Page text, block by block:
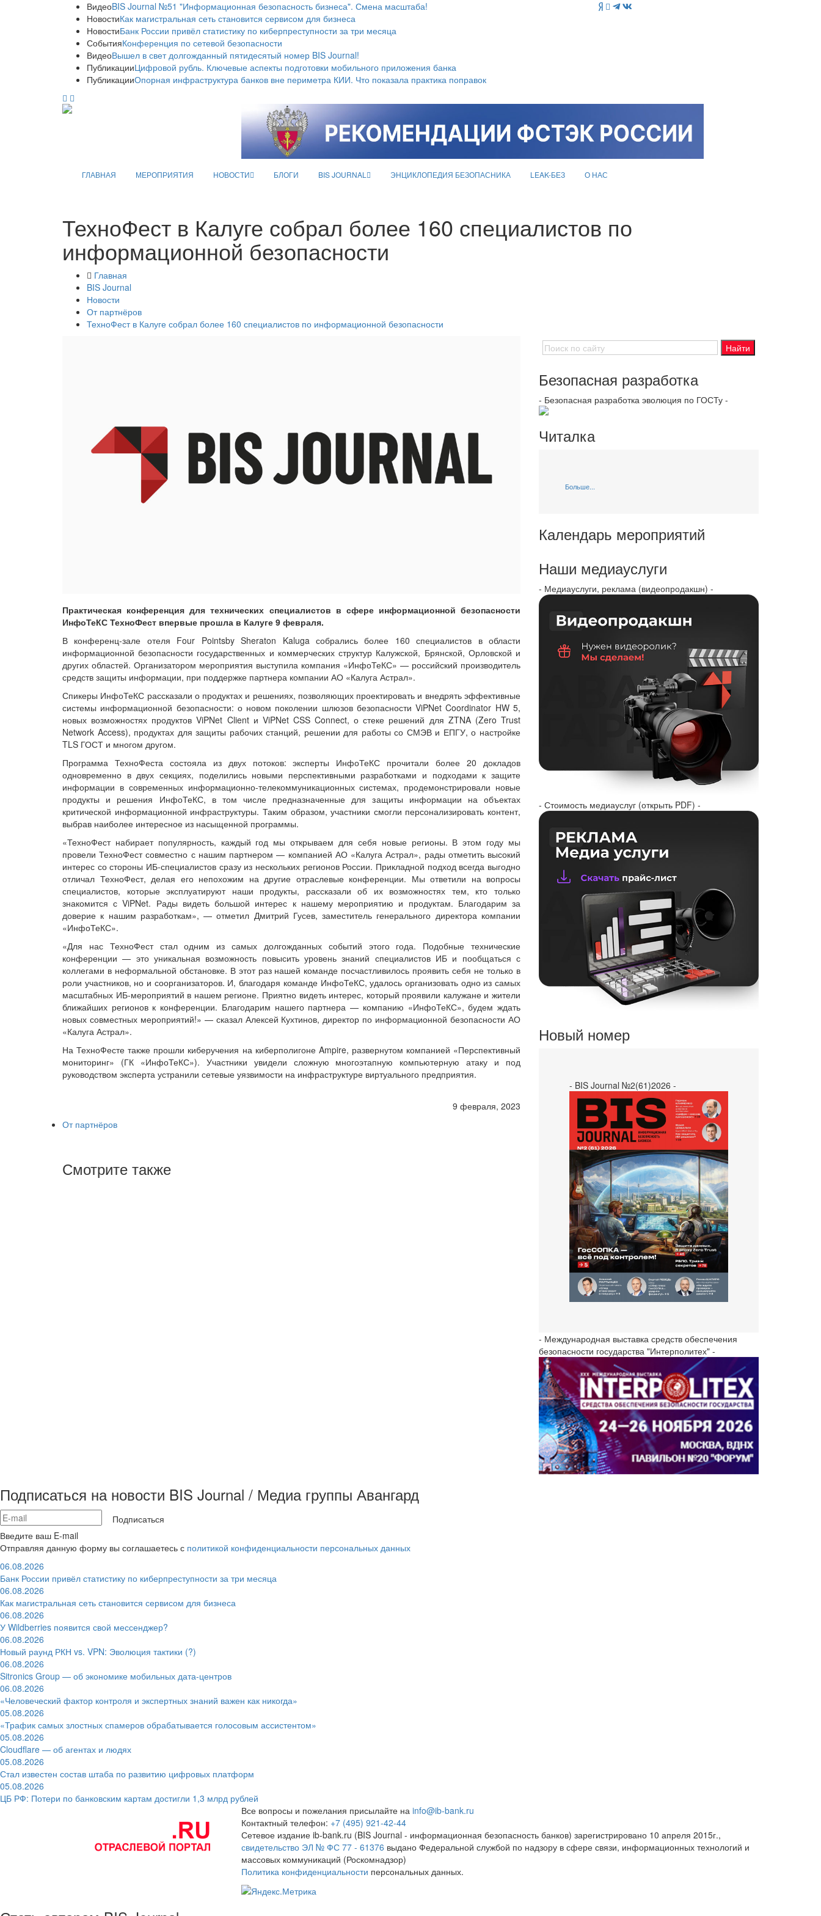
ВидеоBIS Journal №51 "Информационная безопасность бизнеса". Смена масштаба!
НовостиКак магистральная сеть становится сервисом для бизнеса
НовостиБанк России привёл статистику по киберпреступности за три месяца
СобытияКонференция по сетевой безопасности
ВидеоВышел в свет долгожданный пятидесятый номер BIS Journal!
ПубликацииЦифровой рубль. Ключевые аспекты подготовки мобильного приложения банка
ПубликацииОпорная инфраструктура банков вне периметра КИИ. Что показала практика поправок
ГЛАВНАЯ МЕРОПРИЯТИЯ НОВОСТИ БЛОГИ BIS JOURNAL ЭНЦИКЛОПЕДИЯ БЕЗОПАСНИКА LEAK-БЕЗ О НАС
ТехноФест в Калуге собрал более 160 специалистов по
информационной безопасности
Главная
BIS Journal
Новости
От партнёров
ТехноФест в Калуге собрал более 160 специалистов по информационной безопасности
Практическая конференция для технических специалистов в сфере информационной безопасности
ИнфоТеКС ТехноФест впервые прошла в Калуге 9 февраля.
В конференц-зале отеля Four Pointsby Sheraton Kaluga собрались более 160 специалистов в области
информационной безопасности государственных и коммерческих структур Калужской, Брянской, Орловской и
других областей. Организатором мероприятия выступила компания «ИнфоТеКС» — российский производитель
средств защиты информации, при поддержке партнера компании АО «Калуга Астрал».
Спикеры ИнфоТеКС рассказали о продуктах и решениях, позволяющих проектировать и внедрять эффективные
системы информационной безопасности: о новом поколении шлюзов безопасности ViPNet Coordinator HW 5,
новых возможностях продуктов ViPNet Client и ViPNet CSS Connect, о стеке решений для ZTNA (Zero Trust
Network Access), продуктах для защиты рабочих станций, решении для работы со СМЭВ и ЕПГУ, о настройке
TLS ГОСТ и многом другом.
Программа ТехноФеста состояла из двух потоков: эксперты ИнфоТеКС прочитали более 20 докладов
одновременно в двух секциях, поделились новыми перспективными разработками и подходами к защите
информации в современных информационно-телекоммуникационных системах, продемонстрировали новые
продукты и решения ИнфоТеКС, в том числе предназначенные для защиты информации на объектах
критической информационной инфраструктуры. Таким образом, участники смогли персонализировать контент,
выбрав наиболее интересное из насыщенной программы.
«ТехноФест набирает популярность, каждый год мы открываем для себя новые регионы. В этом году мы
провели ТехноФест совместно с нашим партнером — компанией АО «Калуга Астрал», рады отметить высокий
интерес со стороны ИБ-специалистов сразу из нескольких регионов России. Прикладной подход всегда выгодно
отличал ТехноФест, делая его непохожим на другие отраслевые конференции. Мы ответили на вопросы
специалистов, которые эксплуатируют наши продукты, рассказали об их возможностях тем, кто только
знакомится с ViPNet. Рады видеть большой интерес к нашему мероприятию и продуктам. Благодарим за
доверие к нашим разработкам», — отметил Дмитрий Гусев, заместитель генерального директора компании
«ИнфоТеКС».
«Для нас ТехноФест стал одним из самых долгожданных событий этого года. Подобные технические
конференции — это уникальная возможность повысить уровень знаний специалистов ИБ и пообщаться с
коллегами в неформальной обстановке. В этот раз нашей команде посчастливилось проявить себя не только в
роли участников, но и соорганизаторов. И, благодаря команде ИнфоТеКС, удалось организовать одно из самых
масштабных ИБ-мероприятий в нашем регионе. Приятно видеть интерес, который проявили калужане и жители
ближайших регионов к конференции. Благодарим нашего партнера — компанию «ИнфоТеКС», будем ждать
новых совместных мероприятий!» — сказал Алексей Кухтинов, директор по информационной безопасности АО
«Калуга Астрал».
На ТехноФесте также прошли киберучения на киберполигоне Ampire, развернутом компанией «Перспективный
мониторинг» (ГК «ИнфоТеКС»). Участники увидели сложную многоэтапную компьютерную атаку и под
руководством эксперта устранили сетевые уязвимости на инфраструктуре виртуального предприятия.
9 февраля, 2023
От партнёров
Смотрите также
Безопасная разработка
- Безопасная разработка эволюция по ГОСТу -
Читалка
Больше...
Календарь мероприятий
Наши медиауслуги
- Медиауслуги, реклама (видеопродакшн) -
- Стоимость медиауслуг (открыть PDF) -
Новый номер
- BIS Journal №2(61)2026 -
- Международная выставка средств обеспечения
безопасности государства "Интерполитех" -
Подписаться на новости BIS Journal / Медиа группы Авангард
Подписаться
Введите ваш E-mail
Отправляя данную форму вы соглашаетесь с политикой конфиденциальности персональных данных
06.08.2026
Банк России привёл статистику по киберпреступности за три месяца
06.08.2026
Как магистральная сеть становится сервисом для бизнеса
06.08.2026
У Wildberries появится свой мессенджер?
06.08.2026
Новый раунд РКН vs. VPN: Эволюция тактики (?)
06.08.2026
Sitronics Group — об экономике мобильных дата-центров
06.08.2026
«Человеческий фактор контроля и экспертных знаний важен как никогда»
05.08.2026
«Трафик самых злостных спамеров обрабатывается голосовым ассистентом»
05.08.2026
Cloudflare — об агентах и людях
05.08.2026
Стал известен состав штаба по развитию цифровых платформ
05.08.2026
ЦБ РФ: Потери по банковским картам достигли 1,3 млрд рублей
Все вопросы и пожелания присылайте на info@ib-bank.ru
Контактный телефон: +7 (495) 921-42-44
Сетевое издание ib-bank.ru (BIS Journal - информационная безопасность банков) зарегистрировано 10 апреля 2015г.,
свидетельство ЭЛ № ФС 77 - 61376 выдано Федеральной службой по надзору в сфере связи, информационных технологий и
массовых коммуникаций (Роскомнадзор)
Политика конфиденциальности персональных данных.